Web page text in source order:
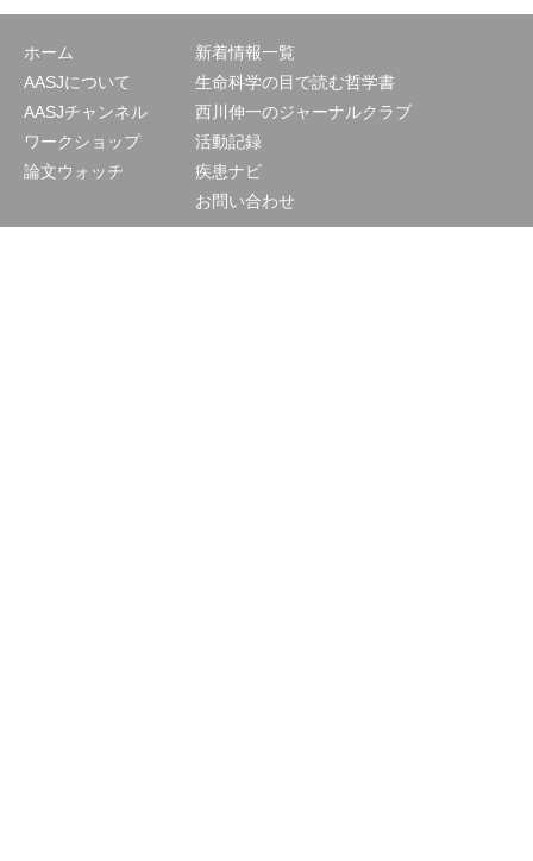
ホーム
AASJについて
AASJチャンネル
ワークショップ
論文ウォッチ
新着情報一覧
生命科学の目で読む哲学書
西川伸一のジャーナルクラブ
活動記録
疾患ナビ
お問い合わせ